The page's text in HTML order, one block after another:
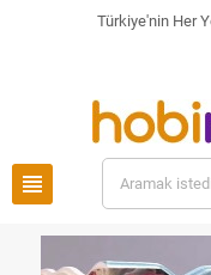
Türkiye'nin Her
view_headline